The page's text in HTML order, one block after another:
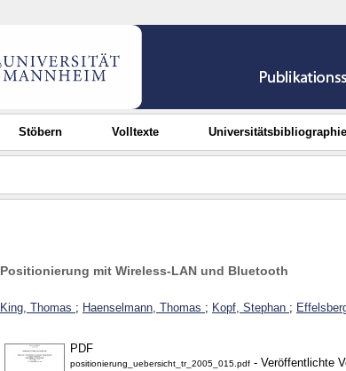
Stöbern Volltexte Universitätsbibliographie
Positionierung mit Wireless-LAN und Bluetooth
King, Thomas ; Haenselmann, Thomas ; Kopf, Stephan ;
PDF
positionierung_uebersicht_tr_2005_015.pdf - Veröffentlichte